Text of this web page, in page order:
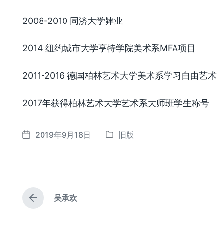
2008-2010 同济大学肄业
2014 纽约城市大学亨特学院美术系MFA项目
2011-2016 德国柏林艺术大学美术系学习自由艺术
2017年获得柏林艺术大学艺术系大师班学生称号
发
2019年9月18日
发
旧版
上
篇
吴承欢